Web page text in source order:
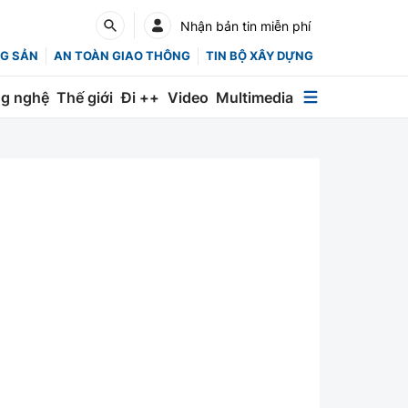
Nhận bản tin miễn phí
SẢN AN TOÀN GIAO THÔNG TIN BỘ XÂY DỰNG
nghệ Thế giới Đi ++ Video Multimedia